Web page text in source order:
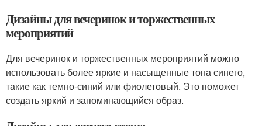
Дизайны для вечеринок и торжественных
мероприятий
Для вечеринок и торжественных мероприятий можно
использовать более яркие и насыщенные тона синего,
такие как темно-синий или фиолетовый. Это поможет
создать яркий и запоминающийся образ.